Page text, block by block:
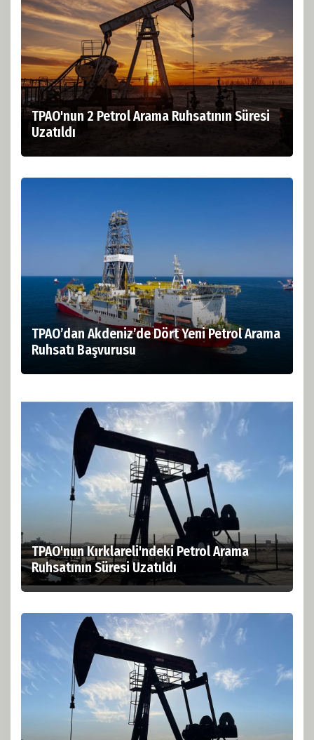
TPAO'nun 2 Petrol Arama Ruhsatının Süresi
Uzatıldı
TPAO’dan Akdeniz’de Dört Yeni Petrol Arama
Ruhsatı Başvurusu
TPAO'nun Kırklareli'ndeki Petrol Arama
Ruhsatının Süresi Uzatıldı